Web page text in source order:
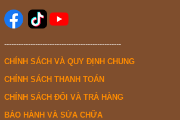
-------------------------------------------------
CHÍNH SÁCH VÀ QUY ĐỊNH CHUNG
CHÍNH SÁCH THANH TOÁN
CHÍNH SÁCH ĐỔI VÀ TRẢ HÀNG
BẢO HÀNH VÀ SỬA CHỮA